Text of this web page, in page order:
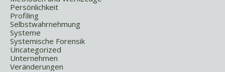
Persönlichkeit
Profiling
Selbstwahrnehmung
Systeme
Systemische Forensik
Uncategorized
Unternehmen
Veränderungen